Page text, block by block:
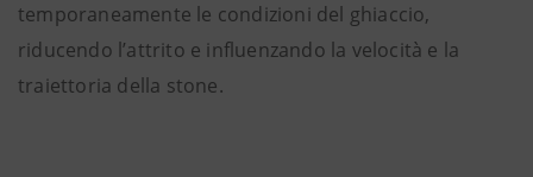
temporaneamente le condizioni del ghiaccio,
riducendo l’attrito e influenzando la velocità e la
traiettoria della stone.